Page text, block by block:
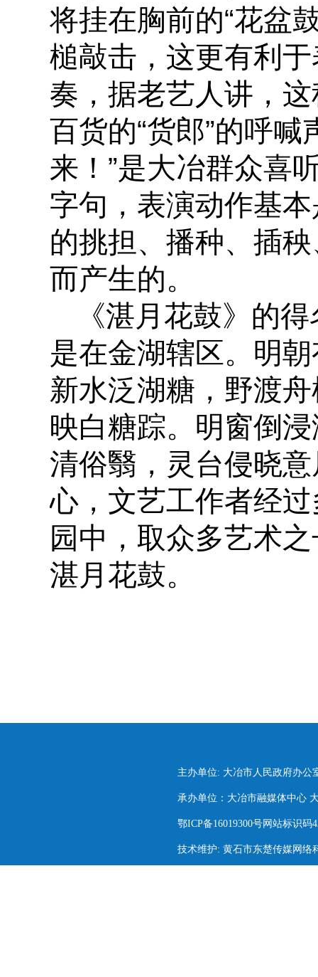
将挂在胸前的“花盆
槌敲击，这更有利
奏，据老艺人讲，
百货的“货郎”的呼
来！”是大冶群众喜
字句，表演动作基
的挑担、播种、插
而产生的。
《湛月花鼓》的
是在金湖辖区。明
新水泛湖糖，野渡
映白糖踪。明窗倒
清俗翳，灵台侵晓
心，文艺工作者经
园中，取众多艺术
湛月花鼓。
主办单位: 大冶市人民政府办公
承办单位：大冶市融媒体中心
鄂ICP备16019300号网站标识码
技术维护: 黄石市东楚传媒网络